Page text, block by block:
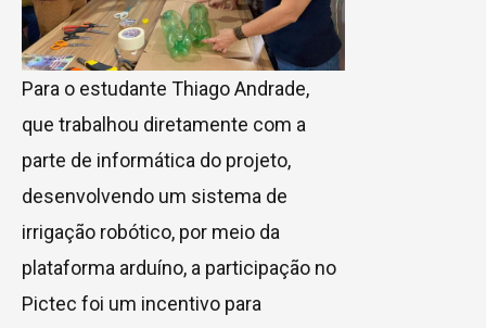
Para o estudante Thiago Andrade,
que trabalhou diretamente com a
parte de informática do projeto,
desenvolvendo um sistema de
irrigação robótico, por meio da
plataforma arduíno, a participação no
Pictec foi um incentivo para